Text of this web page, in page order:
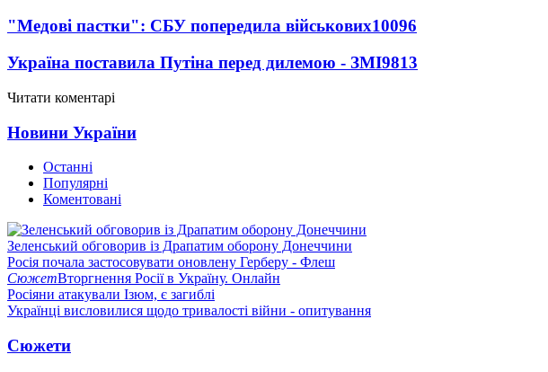
"Медові пастки": СБУ попередила військових10096
Україна поставила Путіна перед дилемою - ЗМІ9813
Читати коментарі
Новини України
Останні
Популярні
Коментовані
Зеленський обговорив із Драпатим оборону Донеччини
Росія почала застосовувати оновлену Герберу - Флеш
СюжетВторгнення Росії в Україну. Онлайн
Росіяни атакували Ізюм, є загиблі
Українці висловилися щодо тривалості війни - опитування
Сюжети